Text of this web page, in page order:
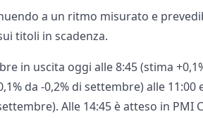
a un ritmo misurato e
titoli in scadenza.
in uscita oggi alle 8:45 (stima
da -0,2% di settembre) alle 11:00
Alle 14:45 è atteso in PMI